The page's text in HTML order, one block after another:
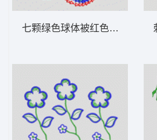
七颗绿色球体被红色边界包围